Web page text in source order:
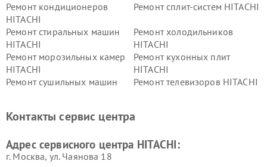
Ремонт кондиционеров
HITACHI
Ремонт сплит-систем HITACHI
Ремонт стиральных машин
HITACHI
Ремонт холодильников
HITACHI
Ремонт морозильных камер
HITACHI
Ремонт кухонных плит
HITACHI
Ремонт сушильных машин
Ремонт телевизоров HITACHI
данных HITACHI
HITACHI
HITACHI
HITACHI
Контакты сервис центра
Адрес сервисного центра HITACHI:
г. Москва, ул. Чаянова 18